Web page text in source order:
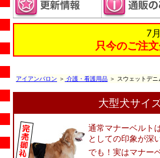
7
只今のご注
アイアンバロン ＞ 介護・看護用品 ＞ スウェットデニ
大型犬サイ
通常マナーベルト
としての印象が深
でも！実はマナー